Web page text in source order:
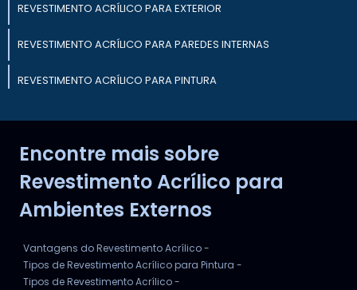
REVESTIMENTO ACRÍLICO PARA EXTERIOR
REVESTIMENTO ACRÍLICO PARA PAREDES INTERNAS
REVESTIMENTO ACRÍLICO PARA PINTURA
REVESTIMENTO ACRÍLICO PARA CONSTRUÇÃO
Encontre mais sobre
Revestimento Acrílico para
Ambientes Externos
Vantagens do Revestimento Acrílico -
Tipos de Revestimento Acrílico para Pintura -
Tipos de Revestimento Acrílico -